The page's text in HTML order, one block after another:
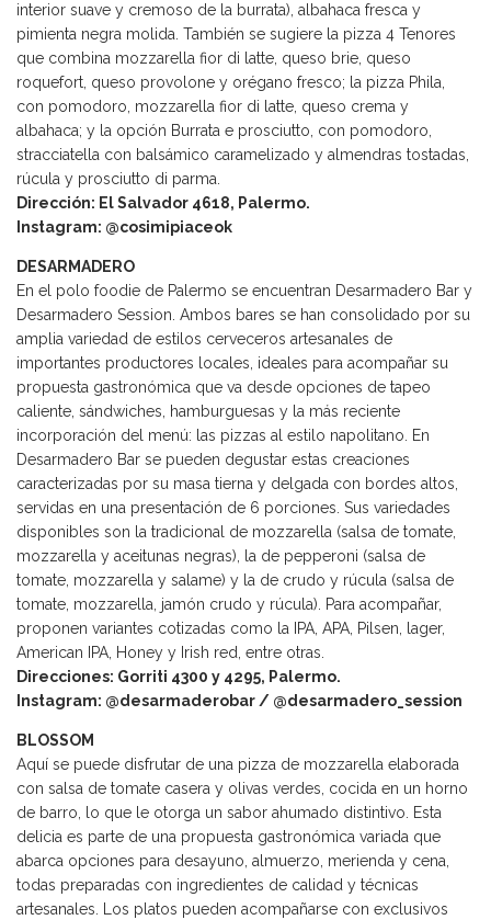
interior suave y cremoso de la burrata), albahaca fresca y
pimienta negra molida. También se sugiere la pizza 4 Tenores
que combina mozzarella fior di latte, queso brie, queso
roquefort, queso provolone y orégano fresco; la pizza Phila,
con pomodoro, mozzarella fior di latte, queso crema y
albahaca; y la opción Burrata e prosciutto, con pomodoro,
stracciatella con balsámico caramelizado y almendras tostadas,
rúcula y prosciutto di parma.
Dirección: El Salvador 4618, Palermo.
Instagram: @cosimipiaceok
DESARMADERO
En el polo foodie de Palermo se encuentran Desarmadero Bar y
Desarmadero Session. Ambos bares se han consolidado por su
amplia variedad de estilos cerveceros artesanales de
importantes productores locales, ideales para acompañar su
propuesta gastronómica que va desde opciones de tapeo
caliente, sándwiches, hamburguesas y la más reciente
incorporación del menú: las pizzas al estilo napolitano. En
Desarmadero Bar se pueden degustar estas creaciones
caracterizadas por su masa tierna y delgada con bordes altos,
servidas en una presentación de 6 porciones. Sus variedades
disponibles son la tradicional de mozzarella (salsa de tomate,
mozzarella y aceitunas negras), la de pepperoni (salsa de
tomate, mozzarella y salame) y la de crudo y rúcula (salsa de
tomate, mozzarella, jamón crudo y rúcula). Para acompañar,
proponen variantes cotizadas como la IPA, APA, Pilsen, lager,
American IPA, Honey y Irish red, entre otras.
Direcciones: Gorriti 4300 y 4295, Palermo.
Instagram: @desarmaderobar / @desarmadero_session
BLOSSOM
Aquí se puede disfrutar de una pizza de mozzarella elaborada
con salsa de tomate casera y olivas verdes, cocida en un horno
de barro, lo que le otorga un sabor ahumado distintivo. Esta
delicia es parte de una propuesta gastronómica variada que
abarca opciones para desayuno, almuerzo, merienda y cena,
todas preparadas con ingredientes de calidad y técnicas
artesanales. Los platos pueden acompañarse con exclusivos